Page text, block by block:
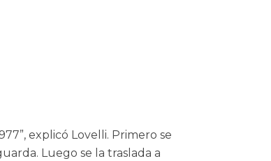
explicó Lovelli. Primero se
Luego se la traslada a